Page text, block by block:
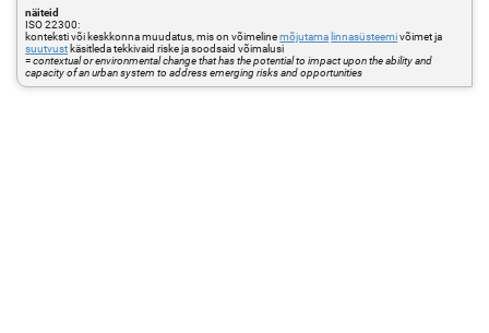
näiteid
ISO 22300:
konteksti või keskkonna muudatus, mis on võimelinemõjutama linnasüsteemivõimet ja
suutvust käsitleda tekkivaid riske ja soodsaid võimalusi
=contextual or environmental change that has the potential to impact upon the ability and
capacity of an urban system to address emerging risks and opportunities